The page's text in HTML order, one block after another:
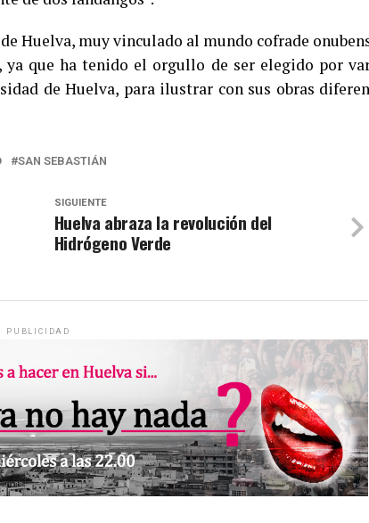
Huelva, muy vinculado al mundo cofrade
que ha tenido el orgullo de ser elegido por
de Huelva, para ilustrar con sus obras
SAN SEBASTIÁN
SIGUIENTE
Huelva abraza la revolución del
Hidrógeno Verde
PUBLICIDAD